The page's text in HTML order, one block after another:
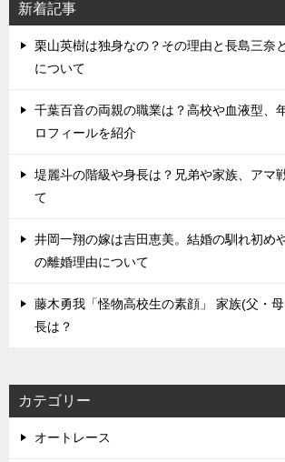
新着記事
栗山英樹は独身なの？その理由と長島三奈
について
千葉百音の両親の職業は？高校や血液型、
ロフィールを紹介
堤麗斗の階級や身長は？兄弟や家族、アマ
て
井岡一翔の嫁は吉田恵美。結婚の馴れ初め
の離婚理由について
藤木勇我「怪物高校生の素顔」 家族(父・
長は？
カテゴリー
オートレース